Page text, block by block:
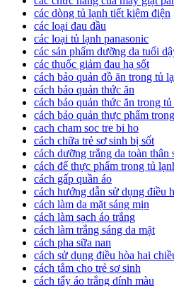
các dòng tủ lạnh tiết kiệm điện
các loại đau đầu
các loại tủ lạnh panasonic
các sản phẩm dưỡng da tuổi
các thuốc giảm đau hạ sốt
cách bảo quản đồ ăn trong tủ
cách bảo quản thức ăn
cách bảo quản thức ăn trong tủ
cách bảo quản thực phẩm
cach cham soc tre bi ho
cách chữa trẻ sơ sinh bị sốt
cách dưỡng trắng da toàn thân
cách để thực phẩm trong tủ
cách gấp quần áo
cách hướng dẫn sử dụng điều
cách làm da mặt sáng mịn
cách làm sạch áo trắng
cách làm trắng sáng da mặt
cách pha sữa nan
cách sử dụng điều hòa hai
cách tắm cho trẻ sơ sinh
cách tẩy áo trắng dính màu